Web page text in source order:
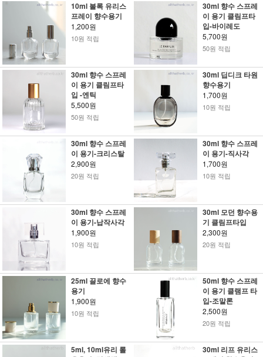
10ml 볼록 유리스
프레이 향수용기
1,200원
10원 적립
30ml 향수 스프레
이 용기 클림프타
입-바이레도
5,700원
50원 적립
30ml 향수 스프레
이 용기 클림프타
입 -엔틱
5,500원
50원 적립
30ml 딥디크 타원
향수용기
1,700원
10원 적립
30ml 향수 스프레
이 용기-크리스탈
2,900원
20원 적립
30ml 향수 스프레
이 용기-직사각
1,700원
10원 적립
30ml 향수 스프레
이 용기-납작사각
1,900원
10원 적립
30ml 모던 향수용
기 클림프타입
2,300원
20원 적립
25ml 끌로에 향수
용기
1,900원
10원 적립
50ml 향수 스프레
이 용기 클램프 타
입-조말론
2,500원
20원 적립
5ml, 10ml유리 롤
30ml 리프 유리스